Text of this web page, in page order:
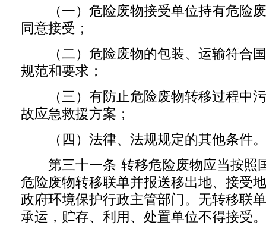
（一）危险废物接受单位持有危险
同意接受；
（二）危险废物的包装、运输符合
规范和要求；
（三）有防止危险废物转移过程中
故应急救援方案；
（四）法律、法规规定的其他条件。
第三十一条 转移危险废物应当按照
危险废物转移联单并报送移出地、接受
政府环境保护行政主管部门。无转移联
承运，贮存、利用、处置单位不得接受。